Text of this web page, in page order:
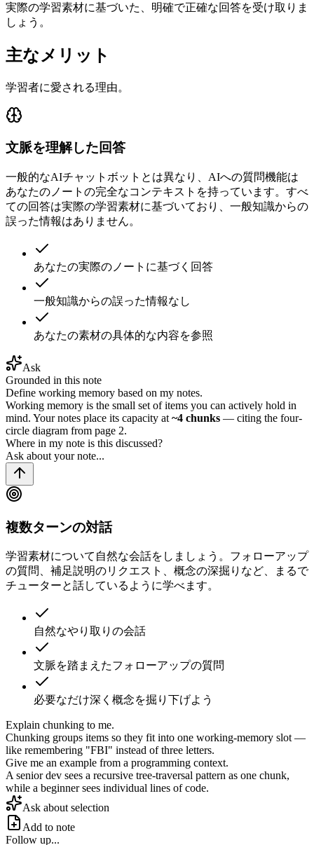
実際の学習素材に基づいた、明確で正確な回答を受け取りま
しょう。
主なメリット
学習者に愛される理由。
文脈を理解した回答
一般的なAIチャットボットとは異なり、AIへの質問機能は
あなたのノートの完全なコンテキストを持っています。すべ
ての回答は実際の学習素材に基づいており、一般知識からの
誤った情報はありません。
あなたの実際のノートに基づく回答
一般知識からの誤った情報なし
あなたの素材の具体的な内容を参照
Ask
Grounded in this note
Define working memory based on my notes.
Working memory is the small set of items you can actively hold in
mind. Your notes place its capacity at ~4 chunks — citing the four-
circle diagram from page 2.
Where in my note is this discussed?
Ask about your note...
複数ターンの対話
学習素材について自然な会話をしましょう。フォローアップ
の質問、補足説明のリクエスト、概念の深掘りなど、まるで
チューターと話しているように学べます。
自然なやり取りの会話
文脈を踏まえたフォローアップの質問
必要なだけ深く概念を掘り下げよう
Explain chunking to me.
Chunking groups items so they fit into one working-memory slot —
like remembering "FBI" instead of three letters.
Give me an example from a programming context.
A senior dev sees a recursive tree-traversal pattern as one chunk,
while a beginner sees individual lines of code.
Ask about selection
Add to note
Follow up...